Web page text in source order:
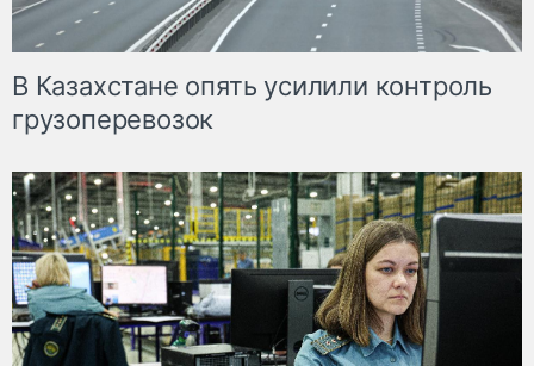
В Казахстане опять усилили контроль
грузоперевозок